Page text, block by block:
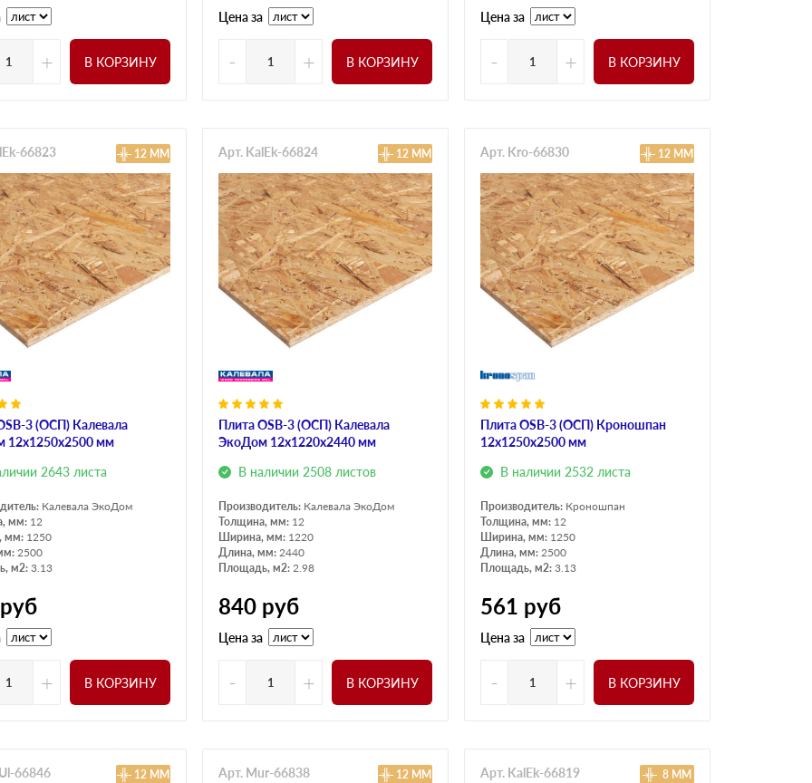
+ В КОРЗИНУ
Цена за
- + В КОРЗИНУ
Цена за
- + В КОРЗИНУ
3 (ОСП) Калевала
12х1250х2500 мм
2643 листа
66823 12 ММ
Калевала ЭкоДом
мм: 12
мм: 1250
2500
м2:3.13
руб
+ В КОРЗИНУ
Плита OSB-3 (ОСП) Калевала
ЭкоДом 12х1220х2440 мм
В наличии 2508 листов
Арт. KalEk-66824 12 ММ
Производитель: Калевала ЭкоДом
Толщина, мм: 12
Ширина, мм: 1220
Длина, мм: 2440
Площадь, м2: 2.98
840 руб
Цена за
- + В КОРЗИНУ
Плита OSB-3 (ОСП) Кроношпан
12х1250х2500 мм
В наличии 2532 листа
Арт. Kro-66830 12 ММ
Производитель: Кроношпан
Толщина, мм: 12
Ширина, мм: 1250
Длина, мм: 2500
Площадь, м2: 3.13
561 руб
Цена за
- + В КОРЗИНУ
66846 12 ММ Арт. Mur-66838 12 ММ Арт. KalEk-66819 8 ММ